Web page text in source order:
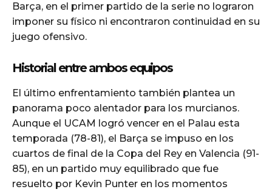
Barça, en el primer partido de la serie no lograron
imponer su físico ni encontraron continuidad en su
juego ofensivo.
Historial entre ambos equipos
El último enfrentamiento también plantea un
panorama poco alentador para los murcianos.
Aunque el UCAM logró vencer en el Palau esta
temporada (78-81), el Barça se impuso en los
cuartos de final de la Copa del Rey en Valencia (91-
85), en un partido muy equilibrado que fue
resuelto por Kevin Punter en los momentos